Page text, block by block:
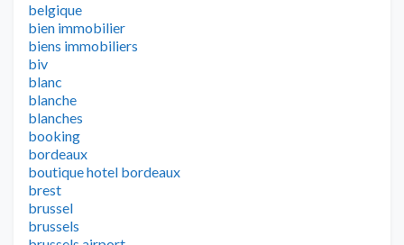
belgique
bien immobilier
biens immobiliers
biv
blanc
blanche
blanches
booking
bordeaux
boutique hotel bordeaux
brest
brussel
brussels